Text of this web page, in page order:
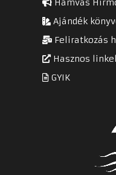
Hamvas
Ajándék
Feliratkozás
Hasznos
GYIK